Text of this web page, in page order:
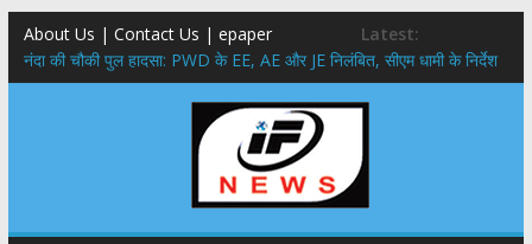
About Us | Contact Us | epaper
Latest:
नंदा की चौकी पुल हादसा: PWD के EE, AE और JE निलंबित, सीएम धामी के निर्देश
पर सख्त कार्रवाई
सरकारी नीतियों में शामिल किए जाएंगे छात्र – छात्राओं के सुझाव ,मुख्यमंत्री युवा
विद्यार्थी मंथन कार्यक्रम में शामिल हुए सीएम पुष्कर सिंह धामी
उत्तराखंड में बढ़ेंगे राजस्व के स्रोत: इको-टूरिज्म, कार्बन क्रेडिट और जड़ी-बूटी आय
मुख्यमंत्री ने उत्तराखण्ड क्षत्रिय कल्याण समिति की वेबसाइट एवं क्षत्रिय जागरण